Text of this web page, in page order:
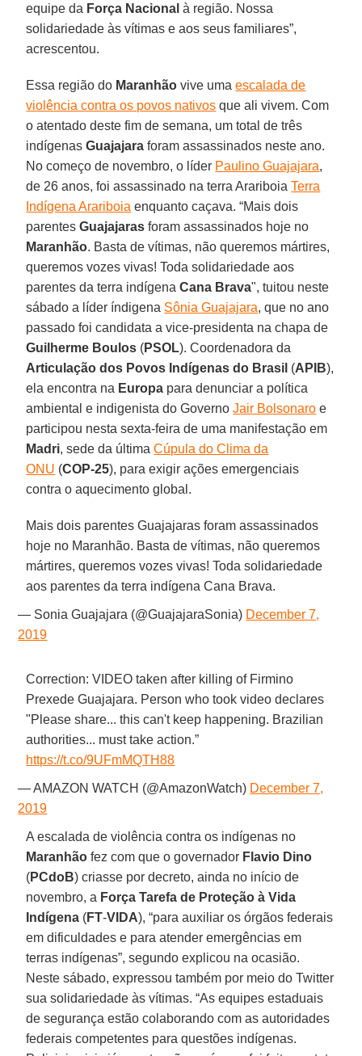
equipe da Força Nacional à região. Nossa
solidariedade às vítimas e aos seus familiares”,
acrescentou.
Essa região do Maranhão vive umaescalada de
violência contra os povos nativos que ali vivem. Com
o atentado deste fim de semana, um total de três
indígenasGuajajara foram assassinados neste ano.
No começo de novembro, o líder Paulino Guajajara,
de 26 anos, foi assassinado na terra ArariboiaTerra
Indígena Arariboia enquanto caçava. “Mais dois
parentesGuajajaras foram assassinados hoje no
Maranhão. Basta de vítimas, não queremos mártires,
queremos vozes vivas! Toda solidariedade aos
parentes da terra indígenaCana Brava", tuitou neste
sábado a líder índigena Sônia Guajajara, que no ano
passado foi candidata a vice-presidenta na chapa de
Guilherme Boulos (PSOL). Coordenadora da
Articulação dos Povos Indígenas do Brasil (APIB),
ela encontra na Europa para denunciar a política
ambiental e indigenista do GovernoJair Bolsonaro e
participou nesta sexta-feira de uma manifestação em
Madri, sede da últimaCúpula do Clima da
ONU (COP-25), para exigir ações emergenciais
contra o aquecimento global.
Mais dois parentes Guajajaras foram assassinados
hoje no Maranhão. Basta de vítimas, não queremos
mártires, queremos vozes vivas! Toda solidariedade
aos parentes da terra indígena Cana Brava.
— Sonia Guajajara (@GuajajaraSonia) December 7,
2019
Correction: VIDEO taken after killing of Firmino
Prexede Guajajara. Person who took video declares
"Please share... this can't keep happening. Brazilian
authorities... must take action.”
https://t.co/9UFmMQTH88
— AMAZON WATCH (@AmazonWatch) December 7,
2019
A escalada de violência contra os indígenas no
Maranhão fez com que o governador Flavio Dino
(PCdoB) criasse por decreto, ainda no início de
novembro, a Força Tarefa de Proteção à Vida
Indígena (FT-VIDA), “para auxiliar os órgãos federais
em dificuldades e para atender emergências em
terras indígenas”, segundo explicou na ocasião.
Neste sábado, expressou também por meio do Twitter
sua solidariedade às vítimas. “As equipes estaduais
de segurança estão colaborando com as autoridades
federais competentes para questões indígenas.